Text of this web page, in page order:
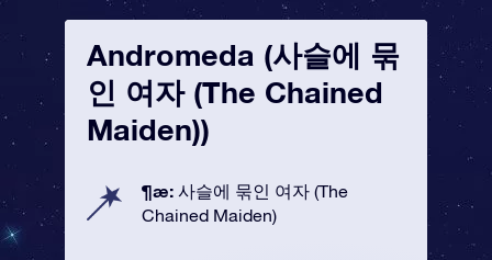
Andromeda (사슬에 묶
인 여자 (The Chained
Maiden))
¶æ: 사슬에 묶인 여자 (The
Chained Maiden)